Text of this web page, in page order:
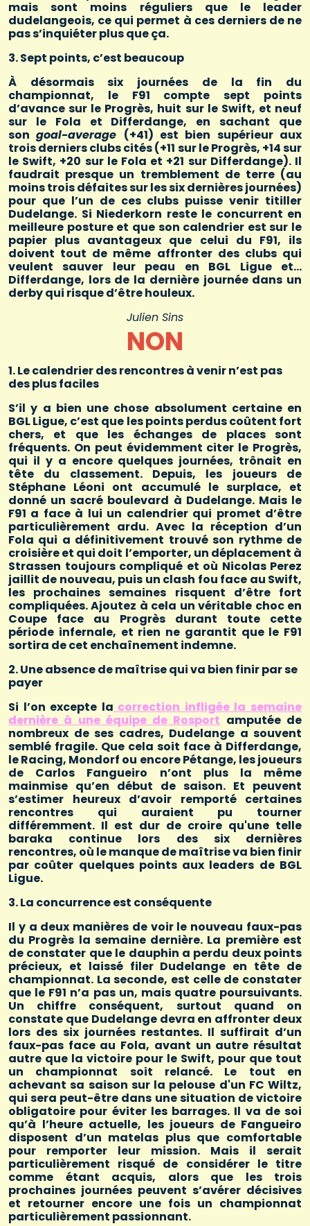
mais sont moins réguliers que le leader
dudelangeois, ce qui permet à ces derniers de ne
pas s’inquiéter plus que ça.
3. Sept points, c’est beaucoup
À désormais six journées de la fin du
championnat, le F91 compte sept points
d’avance sur le Progrès, huit sur le Swift, et neuf
sur le Fola et Differdange, en sachant que
songoal-average (+41) est bien supérieur aux
trois derniers clubs cités (+11 sur le Progrès, +14 sur
le Swift, +20 sur le Fola et +21 sur Differdange). Il
faudrait presque un tremblement de terre (au
moins trois défaites sur les six dernières journées)
pour que l’un de ces clubs puisse venir titiller
Dudelange. Si Niederkorn reste le concurrent en
meilleure posture et que son calendrier est sur le
papier plus avantageux que celui du F91, ils
doivent tout de même affronter des clubs qui
veulent sauver leur peau en BGL Ligue et…
Differdange, lors de la dernière journée dans un
derby qui risque d’être houleux.
Julien Sins
NON
1. Le calendrier des rencontres à venir n’est pas
des plus faciles
S’il y a bien une chose absolument certaine en
BGL Ligue, c’est que les points perdus coûtent fort
chers, et que les échanges de places sont
fréquents. On peut évidemment citer le Progrès,
qui il y a encore quelques journées, trônait en
tête du classement. Depuis, les joueurs de
Stéphane Léoni ont accumulé le surplace, et
donné un sacré boulevard à Dudelange. Mais le
F91 a face à lui un calendrier qui promet d’être
particulièrement ardu. Avec la réception d’un
Fola qui a définitivement trouvé son rythme de
croisière et qui doit l’emporter, un déplacement à
Strassen toujours compliqué et où Nicolas Perez
jaillit de nouveau, puis un clash fou face au Swift,
les prochaines semaines risquent d’être fort
compliquées. Ajoutez à cela un véritable choc en
Coupe face au Progrès durant toute cette
période infernale, et rien ne garantit que le F91
sortira de cet enchaînement indemne.
2. Une absence de maîtrise qui va bien finir par se
payer
Si l’on excepte la correction infligée la semaine
dernière à une équipe de Rosport amputée de
nombreux de ses cadres, Dudelange a souvent
semblé fragile. Que cela soit face à Differdange,
le Racing, Mondorf ou encore Pétange, les joueurs
de Carlos Fangueiro n’ont plus la même
mainmise qu’en début de saison. Et peuvent
s’estimer heureux d’avoir remporté certaines
rencontres qui auraient pu tourner
différemment. Il est dur de croire qu'une telle
baraka continue lors des six dernières
rencontres, où le manque de maîtrise va bien finir
par coûter quelques points aux leaders de BGL
Ligue.
3. La concurrence est conséquente
Il y a deux manières de voir le nouveau faux-pas
du Progrès la semaine dernière. La première est
de constater que le dauphin a perdu deux points
précieux, et laissé filer Dudelange en tête de
championnat. La seconde, est celle de constater
que le F91 n’a pas un, mais quatre poursuivants.
Un chiffre conséquent, surtout quand on
constate que Dudelange devra en affronter deux
lors des six journées restantes. Il suffirait d’un
faux-pas face au Fola, avant un autre résultat
autre que la victoire pour le Swift, pour que tout
un championnat soit relancé. Le tout en
achevant sa saison sur la pelouse d'un FC Wiltz,
qui sera peut-être dans une situation de victoire
obligatoire pour éviter les barrages. Il va de soi
qu’à l’heure actuelle, les joueurs de Fangueiro
disposent d’un matelas plus que comfortable
pour remporter leur mission. Mais il serait
particulièrement risqué de considérer le titre
comme étant acquis, alors que les trois
prochaines journées peuvent s’avérer décisives
et retourner encore une fois un championnat
particulièrement passionnant.